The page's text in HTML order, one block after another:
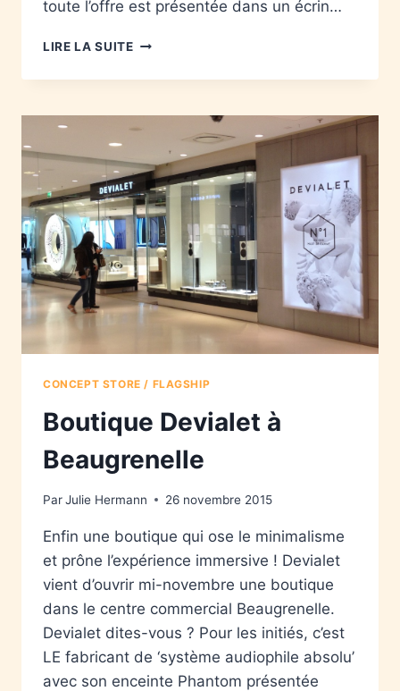
toute l’offre est présentée dans un écrin…
LIRE LA SUITE
CONCEPT STORE / FLAGSHIP
Boutique Devialet à
Beaugrenelle
ParJulie Hermann 26 novembre 2015
Enfin une boutique qui ose le minimalisme
et prône l’expérience immersive ! Devialet
vient d’ouvrir mi-novembre une boutique
dans le centre commercial Beaugrenelle.
Devialet dites-vous ? Pour les initiés, c’est
LE fabricant de ‘système audiophile absolu’
avec son enceinte Phantom présentée